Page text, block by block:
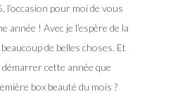
l’occasion pour moi de vous
année ! Avec je l’espère de la
de belles choses. Et
cette année que
box beauté du mois ?